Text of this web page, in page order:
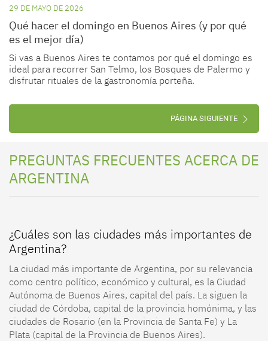
29 DE MAYO DE 2026
Qué hacer el domingo en Buenos Aires (y por qué
es el mejor día)
Si vas a Buenos Aires te contamos por qué el domingo es
ideal para recorrer San Telmo, los Bosques de Palermo y
disfrutar rituales de la gastronomía porteña.
PÁGINA SIGUIENTE
PREGUNTAS FRECUENTES ACERCA DE
ARGENTINA
¿Cuáles son las ciudades más importantes de
Argentina?
La ciudad más importante de Argentina, por su relevancia
como centro político, económico y cultural, es la Ciudad
Autónoma de Buenos Aires, capital del país. La siguen la
ciudad de Córdoba, capital de la provincia homónima, y las
ciudades de Rosario (en la Provincia de Santa Fe) y La
Plata (capital de la Provincia de Buenos Aires).